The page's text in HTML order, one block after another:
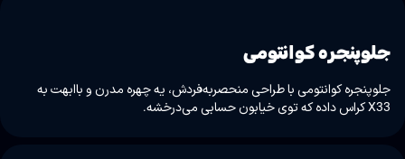
جلوپنجره کوانتومی
جلوپنجره کوانتومی با طراحی منحصربه‌فردش، یه چهره مدرن و باابهت به
X33 کراس داده که توی خیابون حسابی می‌درخشه.